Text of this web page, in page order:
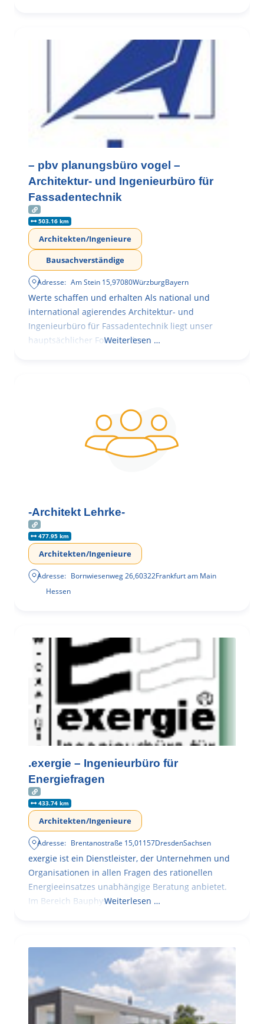
– pbv planungsbüro vogel –
Architektur- und Ingenieurbüro für
Fassadentechnik
503.16 km
Architekten/Ingenieure
Bausachverständige
Adresse: Am Stein 15,97080WürzburgBayern
Werte schaffen und erhalten Als national und
international agierendes Architektur- und
Ingenieurbüro für Fassadentechnik liegt unser
hauptsächlicher Fokus in der
Weiterlesen …
-Architekt Lehrke-
477.95 km
Architekten/Ingenieure
Adresse: Bornwiesenweg 26,60322Frankfurt am Main
Hessen
.exergie – Ingenieurbüro für
Energiefragen
433.74 km
Architekten/Ingenieure
Adresse: Brentanostraße 15,01157DresdenSachsen
exergie ist ein Dienstleister, der Unternehmen und
Organisationen in allen Fragen des rationellen
Energieeinsatzes unabhängige Beratung anbietet.
Im Bereich BauphysikWeiterlesen …